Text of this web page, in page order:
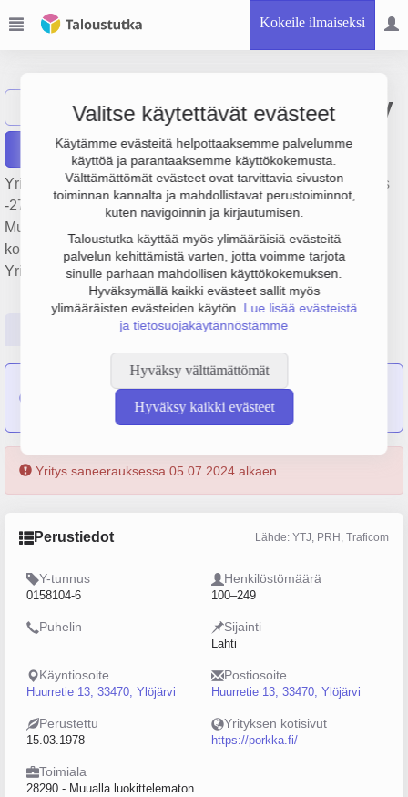
Kokeile ilmaiseksi
Valitse käytettävät evästeet
Käytämme evästeitä helpottaaksemme palvelumme
käyttöä ja parantaaksemme käyttökokemusta.
Välttämättömät evästeet ovat tarvittavia sivuston
toiminnan kannalta ja mahdollistavat perustoiminnot,
kuten navigoinnin ja kirjautumisen.
Taloustutka käyttää myös ylimääräisiä evästeitä
palvelun kehittämistä varten, jotta voimme tarjota
sinulle parhaan mahdollisen käyttökokemuksen.
Hyväksymällä kaikki evästeet sallit myös
ylimääräisten evästeiden käytön. Lue lisää evästeistä
ja tietosuojakäytännöstämme
Hyväksy välttämättömät
Hyväksy kaikki evästeet
Näytä haku Porkka Finland Oy
Raportit
Yrityksen Porkka Finland Oy liikevaihto on 31.1 milj. €, tulos
-273 000 € ja henkilöstömäärä 197. Sen päätoimiala on
Muualla luokittelematon muiden yleiskäyttöön tarkoitettujen
koneiden valmistus, perustamisvuosi 1978 ja sijainti Lahti.
Yrityksen yhtiömuoto Osakeyhtiö (OY).
Tilinpäätösluvut Päättäjätiedot
Suomen Kotikylmiö Oyon sulautunut yritykseen Porkka
Yritys saneerauksessa 05.07.2024 alkaen.
Perustiedot Lähde: YTJ, PRH, Traficom
Y-tunnus
0158104-6
Henkilöstömäärä
100–249
Puhelin Sijainti
Lahti
Käyntiosoite
Huurretie 13, 33470, Ylöjärvi
Postiosoite
Huurretie 13, 33470, Ylöjärvi
Perustettu
15.03.1978
Yrityksen kotisivut
https://porkka.fi/
Toimiala
28290 - Muualla luokittelematon